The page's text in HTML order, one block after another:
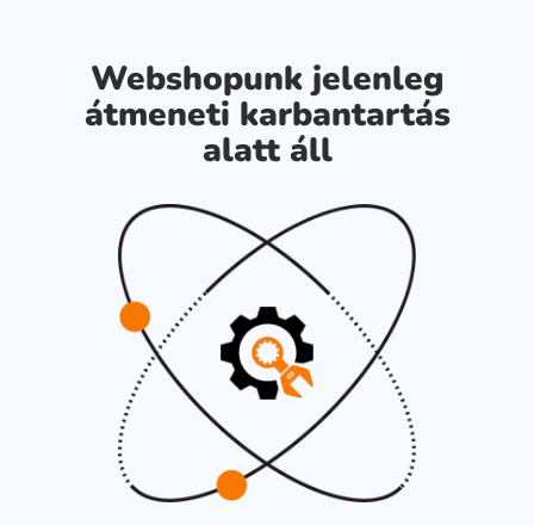
Webshopunk jelenleg
átmeneti karbantartás
alatt áll